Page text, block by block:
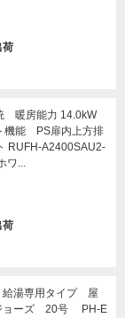
荷
暖房能力 14.0kW
機能 PS扉内上方排
RUFH-A2400SAU2-
ワ...
荷
湯専用タイプ 屋
ョーズ 20号 PH-E